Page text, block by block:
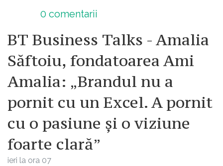
0 comentarii
BT Business Talks - Amalia
Săftoiu, fondatoarea Ami
Amalia: „Brandul nu a
pornit cu un Excel. A pornit
cu o pasiune și o viziune
foarte clară”
ieri la ora 07